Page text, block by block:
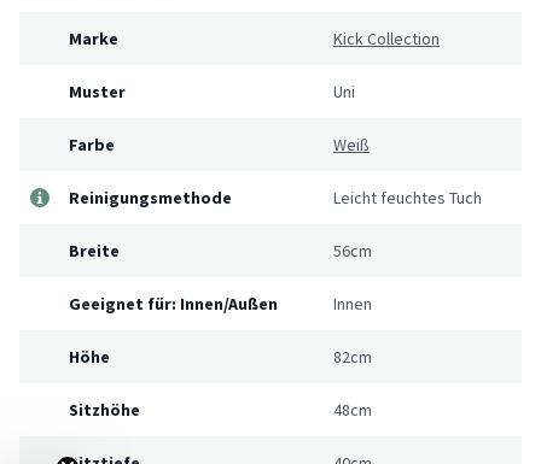
Marke Kick Collection
Muster Uni
Farbe Weiß
Reinigungsmethode Leicht feuchtes Tuch
Breite 56cm
Geeignet für: Innen/Außen Innen
Höhe 82cm
Sitzhöhe 48cm